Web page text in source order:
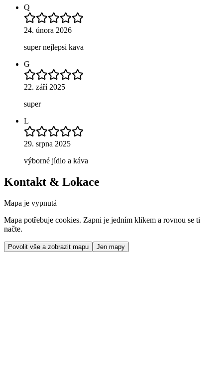
Q
24. února 2026
super nejlepsi kava
G
22. září 2025
super
L
29. srpna 2025
výborné jídlo a káva
Kontakt & Lokace
Mapa je vypnutá
Mapa potřebuje cookies. Zapni je jedním klikem a rovnou se ti
načte.
Povolit vše a zobrazit mapu Jen mapy